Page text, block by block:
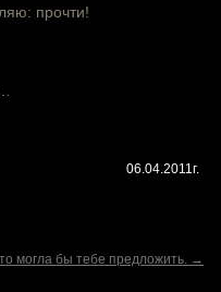
прочти!
06.04.2011г.
могла бы тебе предложить. →